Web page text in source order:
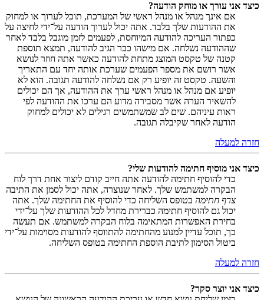
כיצד אני עורך או מוחק הודעה?
אם אינך מנהל או מנהל ראשי של המערכת, תוכל לערוך או למחוק
את ההודעות שלך בלבד. אתה יכול לערוך הודעה על־ידי לחיצה על
כפתור העריכה להודעה המיוחסת, לפעמים לזמן מוגבל בלבד לאחר
שההודעה נשלחה. אם מישהו כבר הגיב להודעה, תמצא תוספת
קטנה של טקסט המוצג מתחת להודעה כאשר אתה חוזר לנושא
אשר רושם את מספר הפעמים שערכת אותה יחד עם התאריך
והשעה. טקסט זה יופיע רק אם נשלחה להודעה תגובה. הוא לא
יופיע אם מנהל או מנהל ראשי ערך את ההודעה, אך הם יכולים
להשאיר הערה אשר מסבירה מדוע הם ערכו את ההודעה לפי
ראות עיניהם. שים לב שמשתמשים רגילים לא יכולים למחוק
הודעה לאחר שקיבלה תגובה.
חזרה למעלה
כיצד אני מוסיף חתימה להודעות שלי?
כדי להוסיף חתימה להודעה אתה חייב קודם ליצור אחת דרך לוח
הבקרה למשתמש שלך. לאחר שנוצרה, אתה יכול לסמן את התיבה
צרף חתימה בטופס השליחה כדי להוסיף את החתימה שלך. אתה
יכול גם להוסיף חתימה כברירת מחדל לכל ההודעות שלך על־ידי
בחירת האפשרות המתאימה בלוח הבקרה למשתמש. אם תעשה
כך, תוכל עדיין למנוע מהחתימה להתווסף להודעות מסוימות על־ידי
ביטול הסימון לתיבת הוספת החתימה בטופס השליחה.
חזרה למעלה
כיצד אני יוצר סקר?